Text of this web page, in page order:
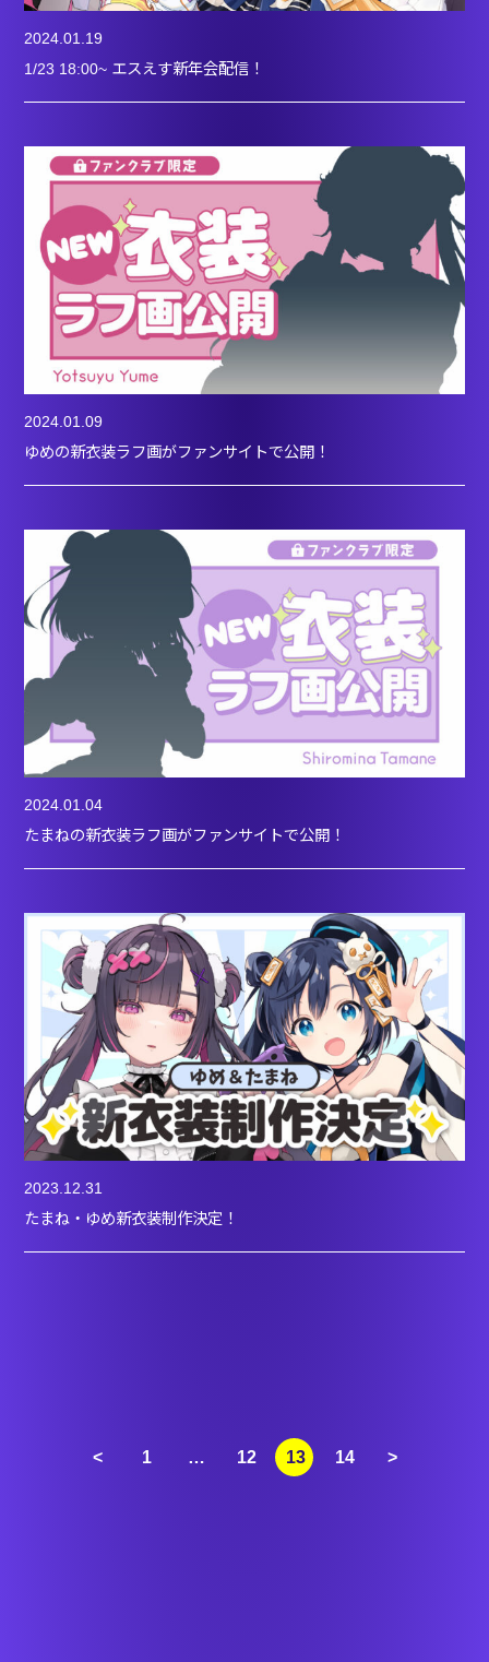
2024.01.19
1/23 18:00~ エスえす新年会配信！
2024.01.09
ゆめの新衣装ラフ画がファンサイトで公開！
2024.01.04
たまねの新衣装ラフ画がファンサイトで公開！
2023.12.31
たまね・ゆめ新衣装制作決定！
< 1 … 12 13 14 >